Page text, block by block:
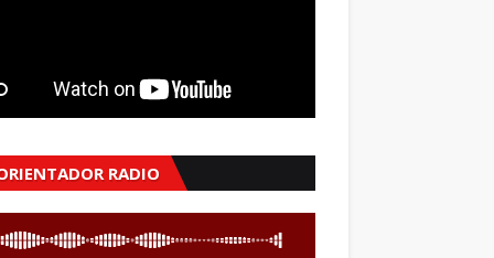
RADIO